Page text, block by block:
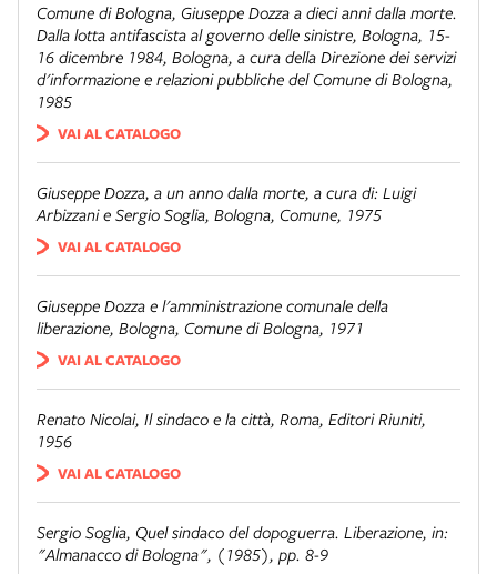
Comune di Bologna, Giuseppe Dozza a dieci anni dalla morte.
Dalla lotta antifascista al governo delle sinistre, Bologna, 15-
16 dicembre 1984, Bologna, a cura della Direzione dei servizi
d'informazione e relazioni pubbliche del Comune di Bologna,
1985
VAI AL CATALOGO
Giuseppe Dozza, a un anno dalla morte, a cura di: Luigi
Arbizzani e Sergio Soglia, Bologna, Comune, 1975
VAI AL CATALOGO
Giuseppe Dozza e l'amministrazione comunale della
liberazione, Bologna, Comune di Bologna, 1971
VAI AL CATALOGO
Renato Nicolai, Il sindaco e la città, Roma, Editori Riuniti,
1956
VAI AL CATALOGO
Sergio Soglia, Quel sindaco del dopoguerra. Liberazione, in:
"Almanacco di Bologna", (1985), pp. 8-9